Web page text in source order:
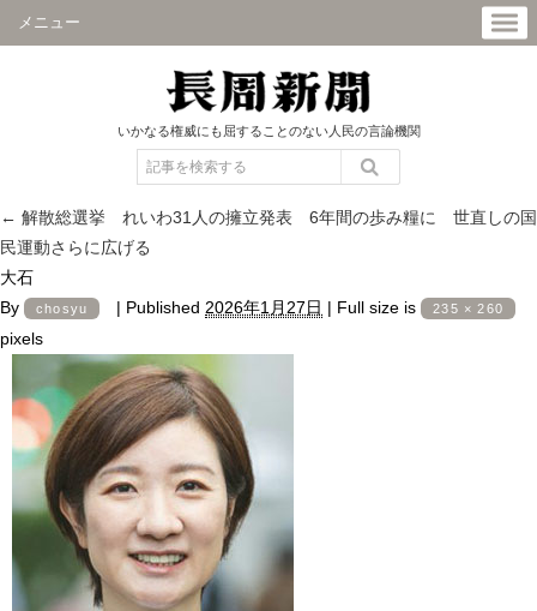
メニュー
いかなる権威にも屈することのない人民の言論機関
← 解散総選挙 れいわ31人の擁立発表 6年間の歩み糧に 世直しの国
民運動さらに広げる
大石
By
chosyu | Published 2026年1月27日 | Full size is 235 × 260
pixels